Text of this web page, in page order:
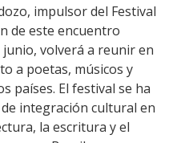
Linkimpulsor del Festival
de este encuentro
junio, volverá a reunir en
a poetas, músicos y
países. El festival se ha
integración cultural en
la escritura y el